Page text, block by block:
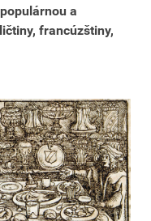
a
francúzštiny,